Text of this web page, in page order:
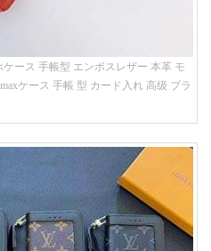
ケース 手帳型 エンボスレザー 本革 モ
ケース 手帳 型 カード入れ 高级 ブラ
男女通用 大人かわいい